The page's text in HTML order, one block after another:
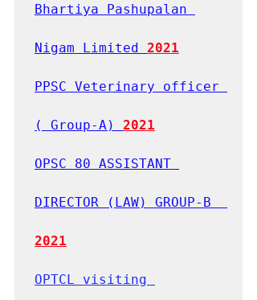
Bhartiya Pashupalan
Nigam Limited 2021
PPSC Veterinary officer
( Group-A) 2021
OPSC 80 ASSISTANT
2021
OPTCL visiting